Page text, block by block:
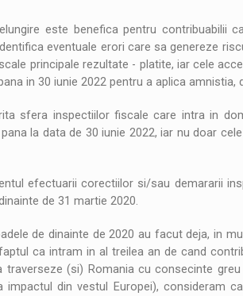
este benefica pentru contribuabilii
eventuale erori care sa genereze
principale rezultate - platite, iar cele
in 30 iunie 2022 pentru a aplica
sfera inspectiilor fiscale care intra in
la data de 30 iunie 2022, iar nu doar
efectuarii corectiilor si/sau demararii
de 31 martie 2020.
de dinainte de 2020 au facut deja, in
ca intram in al treilea an de cand
traverseze (si) Romania cu consecinte
din vestul Europei), consideram